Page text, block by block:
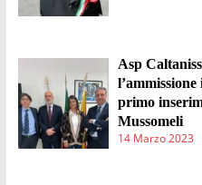
Asp
primo
Mussomeli
14 Marzo 2023